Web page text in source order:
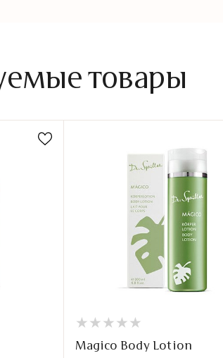
товары
★
★ ★
★ ★
★ ★
★ ★
★
Magico Body Lotion